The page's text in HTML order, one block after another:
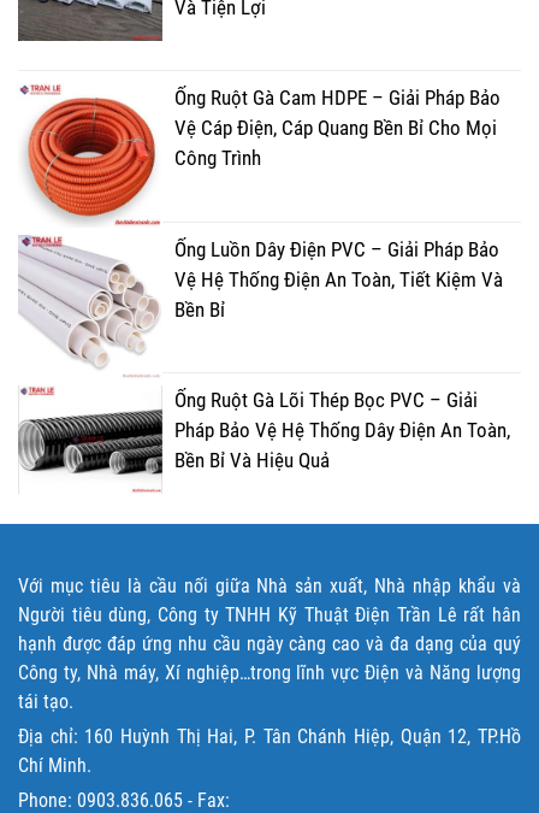
Và Tiện Lợi
Ống Ruột Gà Cam HDPE – Giải Pháp Bảo
Vệ Cáp Điện, Cáp Quang Bền Bỉ Cho Mọi
Công Trình
Ống Luồn Dây Điện PVC – Giải Pháp Bảo
Vệ Hệ Thống Điện An Toàn, Tiết Kiệm Và
Bền Bỉ
Ống Ruột Gà Lõi Thép Bọc PVC – Giải
Pháp Bảo Vệ Hệ Thống Dây Điện An Toàn,
Bền Bỉ Và Hiệu Quả
Với mục tiêu là cầu nối giữa Nhà sản xuất, Nhà nhập khẩu và
Người tiêu dùng, Công ty TNHH Kỹ Thuật Điện Trần Lê rất hân
hạnh được đáp ứng nhu cầu ngày càng cao và đa dạng của quý
Công ty, Nhà máy, Xí nghiệp…trong lĩnh vực Điện và Năng lượng
tái tạo.
Địa chỉ: 160 Huỳnh Thị Hai, P. Tân Chánh Hiệp, Quận 12, TP.Hồ
Chí Minh.
Phone: 0903.836.065 - Fax: